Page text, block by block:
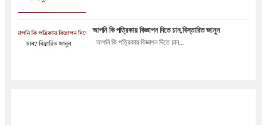
আপনি কি পত্রিকায় বিজ্ঞাপন দিতে চান,বিস্তারিত জানুন
আপনি কি পত্রিকায় বিজ্ঞাপন দিতে চান...